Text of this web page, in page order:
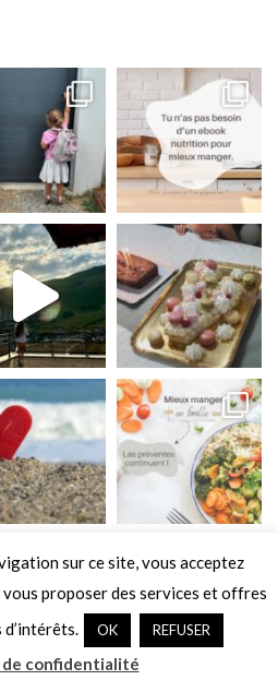
moi sur Instagram
sur ce site, vous acceptez
proposer des services et offres
OK REFUSER
confidentialité